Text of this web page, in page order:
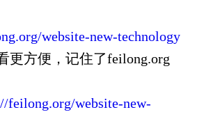
website-new-technology
更方便，记住了feilong.org
feilong.org/website-new-